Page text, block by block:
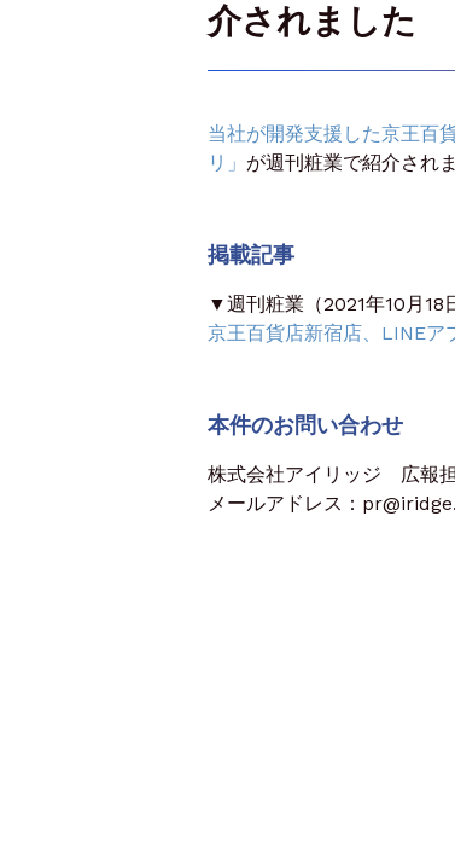
介されました
当社が開発支援した京王百
リ」 が週刊粧業で紹介されま
掲載記事
▼週刊粧業（2021年10月18
京王百貨店新宿店、LINEア
本件のお問い合わせ
株式会社アイリッジ 広報
メールアドレス：